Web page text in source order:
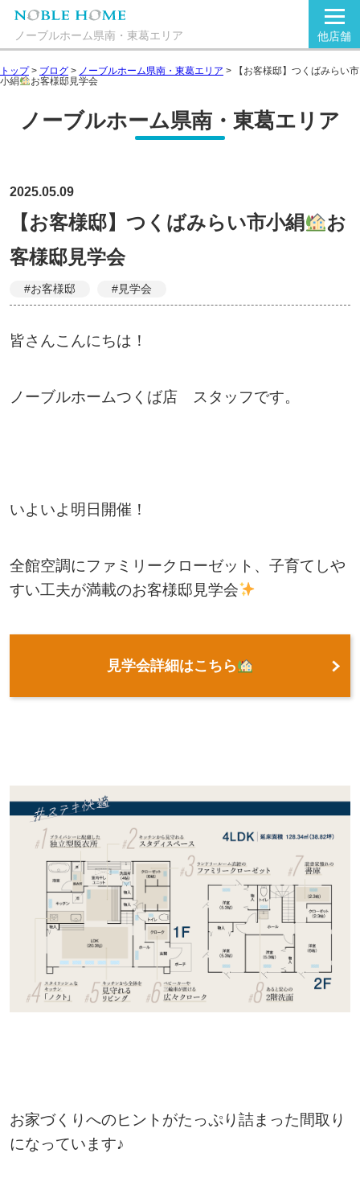
ノーブルホーム県南・東葛エリア 他店舗
トップ> ブログ > ノーブルホーム県南・東葛エリア >
【お客様邸】つくばみらい市
小絹
お客様邸見学会
ノーブルホーム県南・東葛エリア
2025.05.09
【お客様邸】つくばみらい市小絹
お
客様邸見学会
#お客様邸 #見学会
皆さんこんにちは！
ノーブルホームつくば店 スタッフです。
いよいよ明日開催！
全館空調にファミリークローゼット、子育てしや
すい工夫が満載のお客様邸見学会
見学会詳細はこちら
お家づくりへのヒントがたっぷり詰まった間取り
になっています♪